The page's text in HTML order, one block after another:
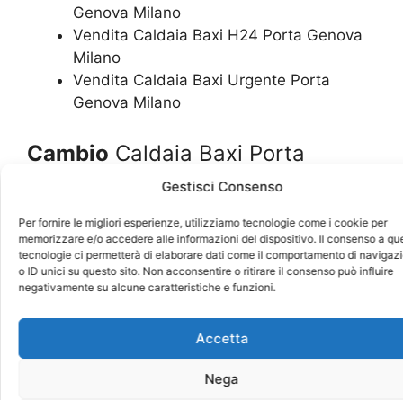
Gestisci Consenso
Per fornire le migliori esperienze, utilizziamo tecnologie come i cookie per
memorizzare e/o accedere alle informazioni del dispositivo. Il consenso a
tecnologie ci permetterà di elaborare dati come il comportamento di
o ID unici su questo sito. Non acconsentire o ritirare il consenso può influire
negativamente su alcune caratteristiche e funzioni.
Accetta
Nega
Genova Milano
Vendita Caldaia Baxi H24 Porta Genova
Milano
Vendita Caldaia Baxi Urgente Porta
Genova Milano
Cambio Caldaia Baxi Porta
Genova Milano
Cambio Caldaia Baxi Costo Porta Genova
Milano
Cambio Caldaia Baxi Costi Porta Genova
Cambio Caldaia Baxi Preventivo Porta